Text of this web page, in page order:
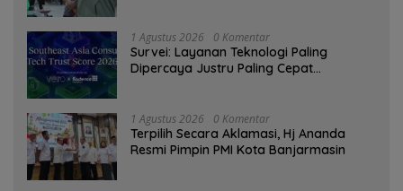
1 Agustus 2026 0 Komentar
Survei: Layanan Teknologi Paling
Dipercaya Justru Paling Cepat
1 Agustus 2026 0 Komentar
‎Terpilih Secara Aklamasi, Hj Ananda
Resmi Pimpin PMI Kota Banjarmasin